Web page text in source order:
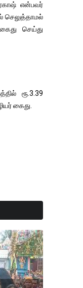
என்பவர்
செய்து
ரூ.3.39
கைது.